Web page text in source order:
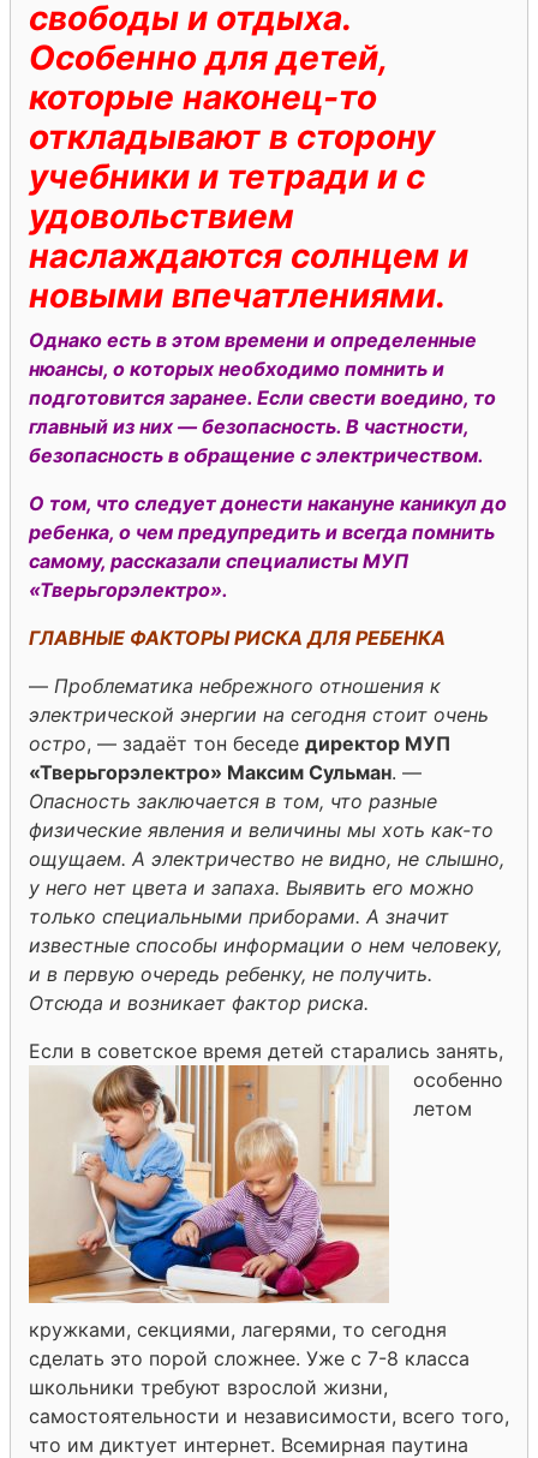
свободы и отдыха.
Особенно для детей,
которые наконец-то
откладывают в сторону
учебники и тетради и с
удовольствием
наслаждаются солнцем и
новыми впечатлениями.
Однако есть в этом времени и определенные
нюансы, о которых необходимо помнить и
подготовится заранее. Если свести воедино, то
главный из них — безопасность. В частности,
безопасность в обращение с электричеством.
О том, что следует донести накануне каникул до
ребенка, о чем предупредить и всегда помнить
самому, рассказали специалисты МУП
«Тверьгорэлектро».
ГЛАВНЫЕ ФАКТОРЫ РИСКА ДЛЯ РЕБЕНКА
— Проблематика небрежного отношения к
электрической энергии на сегодня стоит очень
остро, — задаёт тон беседе директор МУП
«Тверьгорэлектро» Максим Сульман. —
Опасность заключается в том, что разные
физические явления и величины мы хоть как-то
ощущаем. А электричество не видно, не слышно,
у него нет цвета и запаха. Выявить его можно
только специальными приборами. А значит
известные способы информации о нем человеку,
и в первую очередь ребенку, не получить.
Отсюда и возникает фактор риска.
Если в советское время детей старались занять,
особенно
летом
кружками, секциями, лагерями, то сегодня
сделать это порой сложнее. Уже с 7-8 класса
школьники требуют взрослой жизни,
самостоятельности и независимости, всего того,
что им диктует интернет. Всемирная паутина